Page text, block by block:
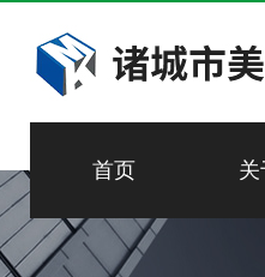
首页 关